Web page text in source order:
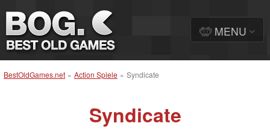
BestOldGames.net » Action Spiele » Syndicate
Syndicate
MENU